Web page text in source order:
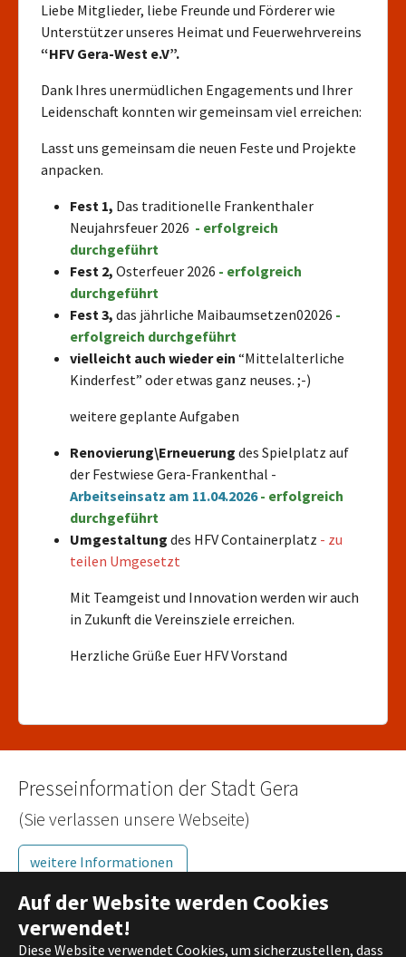
Auf der Website werden Cookies
verwendet!
Diese Website verwendet Cookies, um sicherzustellen, dass
Liebe Mitglieder, liebe Freunde und Förderer wie
Unterstützer unseres Heimat und Feuerwehrvereins
“HFV Gera-West e.V”.
Dank Ihres unermüdlichen Engagements und Ihrer
Leidenschaft konnten wir gemeinsam viel erreichen:
Lasst uns gemeinsam die neuen Feste und Projekte
anpacken.
Fest 1, Das traditionelle Frankenthaler
Neujahrsfeuer 2026 - erfolgreich
durchgeführt
Fest 2, Osterfeuer 2026 - erfolgreich
durchgeführt
Fest 3, das jährliche Maibaumsetzen02026 -
erfolgreich durchgeführt
vielleicht auch wieder ein “Mittelalterliche
Kinderfest” oder etwas ganz neuses. ;-)
weitere geplante Aufgaben
Renovierung\Erneuerung des Spielplatz auf
der Festwiese Gera-Frankenthal -
Arbeitseinsatz am 11.04.2026 - erfolgreich
durchgeführt
Umgestaltung des HFVContainerplatz - zu
teilen Umgesetzt
Mit Teamgeist und Innovation werden wir auch
in Zukunft die Vereinsziele erreichen.
Herzliche Grüße Euer HFV Vorstand
Presseinformation der Stadt Gera
(Sie verlassen unsere Webseite)
weitere Informationen
Kontakt